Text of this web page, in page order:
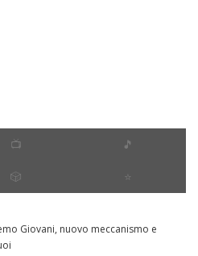
📺 🎵
🎲 ⭐️
Giovani, nuovo meccanismo e